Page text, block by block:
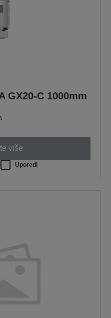
GX20-C 1000mm
više
Uporedi